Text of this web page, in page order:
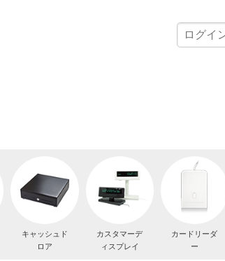
キャッシュド
ロア
カスタマーデ
ィスプレイ
カードリーダ
ー